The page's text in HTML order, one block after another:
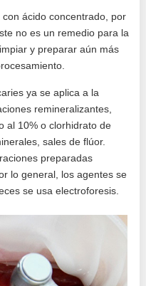
ácido concentrado, por
no es un remedio para la
y preparar aún más
ya se aplica a la
remineralizantes,
al 10% o clorhidrato de
sales de flúor.
preparadas
lo general, los agentes se
se usa electroforesis.